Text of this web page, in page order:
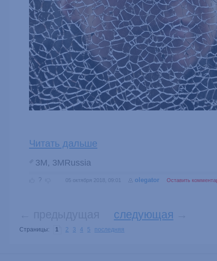
Читать дальше
3M , 3MRussia
? 05 октября 2018, 09:01 olegator Оставить
следующая
Страницы: 1 2 3 4 5 последняя